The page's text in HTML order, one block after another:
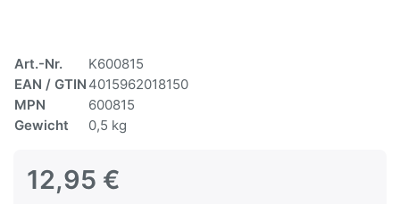
Art.-Nr.
K600815
EAN / GTIN 4015962018150
MPN
600815
Gewicht
0,5 kg
12,95 €